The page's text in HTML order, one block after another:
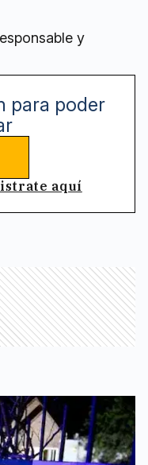
y
para poder
aquí